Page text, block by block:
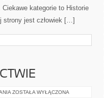
kategorie to Historie
strony jest człowiek […]
ZRÓB
ZOSTAŁA WYŁĄCZONA